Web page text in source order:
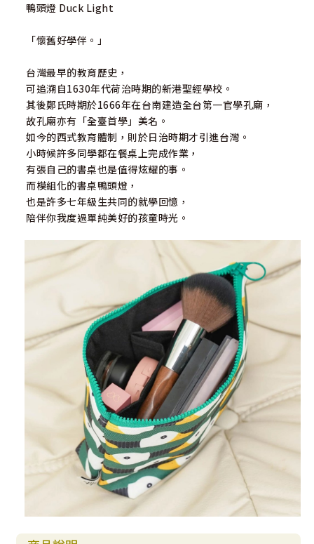
鴨頭燈 Duck Light
「懷舊好學伴。」
台灣最早的教育歷史，
可追溯自1630年代荷治時期的新港聖經學校。
其後鄭氏時期於1666年在台南建造全台第一官學孔廟，
故孔廟亦有「全臺首學」美名。
如今的西式教育體制，則於日治時期才引進台灣。
小時候許多同學都在餐桌上完成作業，
有張自己的書桌也是值得炫耀的事。
而模組化的書桌鴨頭燈，
也是許多七年級生共同的就學回憶，
陪伴你我度過單純美好的孩童時光。